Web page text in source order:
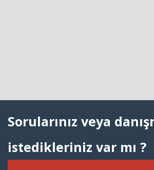
Sorularınız veya
istedikleriniz var mı ?